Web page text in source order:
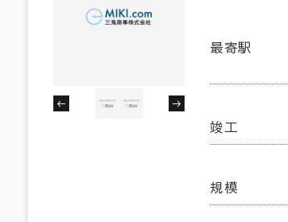
最寄駅
竣工
規模
13室(9棟)
この条件で検索する
20年以内